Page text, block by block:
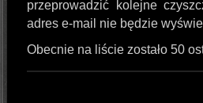
przeprowadzić kolejne
adres e-mail nie będzie
Obecnie na liście zostało 50